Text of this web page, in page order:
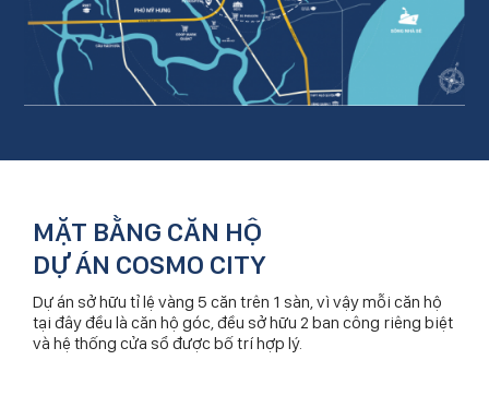
MẶT BẰNG CĂN HỘ
DỰ ÁN COSMO CITY
Dự án sở hữu tỉ lệ vàng 5 căn trên 1 sàn, vì vậy mỗi căn hộ
tại đây đều là căn hộ góc, đều sở hữu 2 ban công riêng biệt
và hệ thống cửa sổ được bố trí hợp lý.